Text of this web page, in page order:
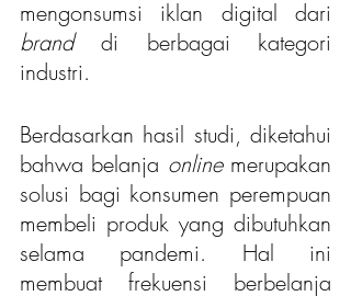
brand di berbagai kategori
industri.
Berdasarkan hasil studi, diketahui
bahwa belanja online merupakan
solusi bagi konsumen perempuan
membeli produk yang dibutuhkan
selama pandemi. Hal ini